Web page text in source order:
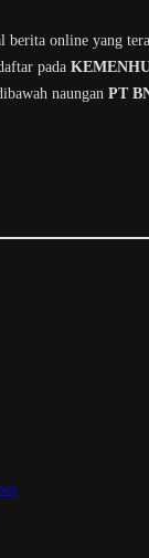
berita online yang
pada
naungan PT